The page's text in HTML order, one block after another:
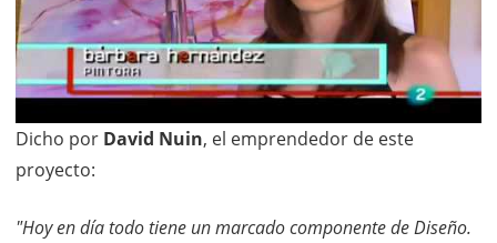
Dicho por David Nuin, el emprendedor de este
proyecto:
"Hoy en día todo tiene un marcado componente de Diseño.